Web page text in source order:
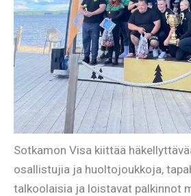
Sotkamon Visa kiittää
osallistujia ja huoltojoukkoja,
talkoolaisia ja loistavat palkinnot